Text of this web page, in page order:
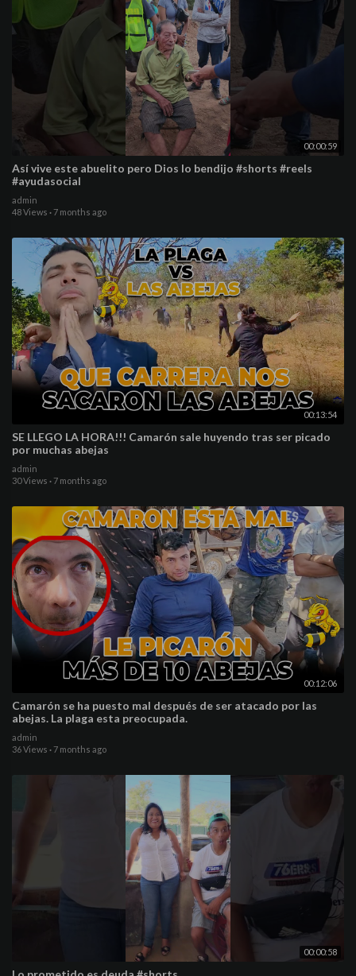
00:00:59
Así vive este abuelito pero Dios lo bendijo #shorts #reels
#ayudasocial
admin
48 Views ·7 months ago
00:13:54
SE LLEGO LA HORA!!! Camarón sale huyendo tras ser picado
por muchas abejas
admin
30 Views ·7 months ago
00:12:06
Camarón se ha puesto mal después de ser atacado por las
abejas. La plaga esta preocupada.
admin
36 Views ·7 months ago
00:00:58